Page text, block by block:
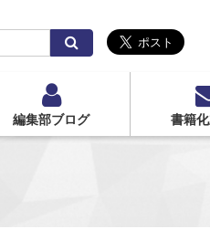
索
編集部ブログ 書籍